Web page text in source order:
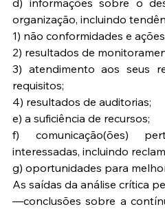
organização, incluindo
1) não conformidades e
2) resultados de
3) atendimento aos seus
requisitos;
4) resultados de auditorias;
e) a suficiência de recursos;
f) comunicação(ões)
interessadas, incluindo
g) oportunidades para
As saídas da análise crítica
—conclusões sobre a